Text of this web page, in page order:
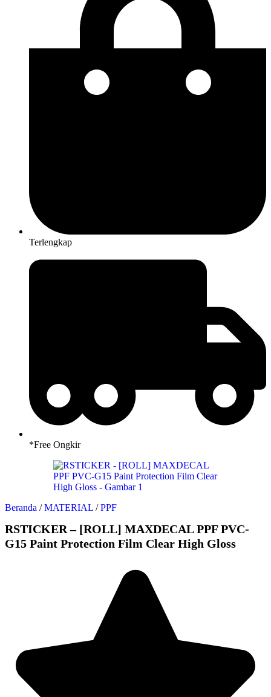
Terlengkap
*Free Ongkir
Beranda / MATERIAL / PPF
RSTICKER – [ROLL] MAXDECAL PPF PVC-
G15 Paint Protection Film Clear High Gloss